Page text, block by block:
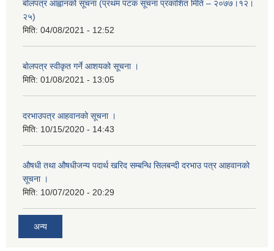
बोलपत्र आह्वानको सूचना (प्रथम पटक सूचना प्रकाशित मिति – २०७७।१२।
२५)
मिति: 04/08/2021 - 12:52
बोलपत्र स्वीकृत गर्ने आशयको सूचना ।
मिति: 01/08/2021 - 13:05
दरभाउपत्र आहवानको सूचना ।
मिति: 10/15/2020 - 14:43
औषधी तथा औषधीजन्य पदार्थ खरिद सम्बन्धि सिलबन्दी दरभाउ पत्र आहवानको
सूचना ।
मिति: 10/07/2020 - 20:29
अन्य